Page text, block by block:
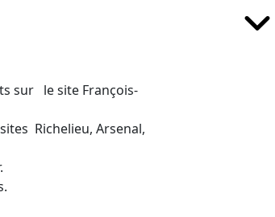
sur le site François-
Richelieu, Arsenal,